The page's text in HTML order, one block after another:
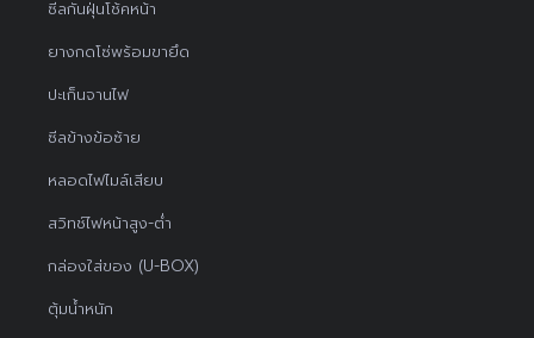
ซีลกันฝุ่นโช้คหน้า
ยางกดโซ่พร้อมขายึด
ปะเก็นจานไฟ
ซีลข้างข้อซ้าย
หลอดไฟไมล์เสียบ
สวิทช์ไฟหน้าสูง-ต่ำ
กล่องใส่ของ (U-BOX)
ตุ้มน้ำหนัก